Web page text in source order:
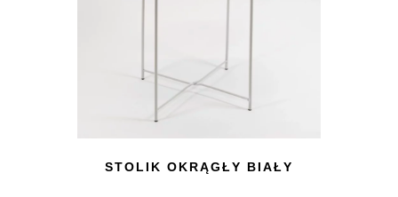
STOLIK OKRĄGŁY BIAŁY